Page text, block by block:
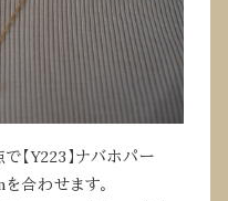
【Y223】ナバホパー
合わせます。